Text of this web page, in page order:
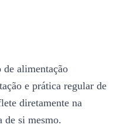
alimentação
e prática regular de
diretamente na
de si mesmo.